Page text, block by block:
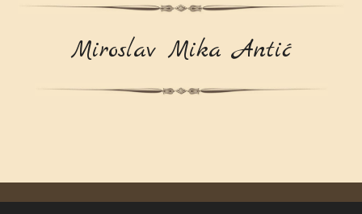
Miroslav Mika Antić